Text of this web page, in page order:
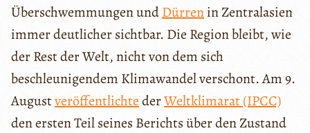
Überschwemmungen undDürrenin Zentralasien
immer deutlicher sichtbar. Die Region bleibt, wie
der Rest der Welt, nicht von dem sich
beschleunigendem Klimawandel verschont. Am 9.
AugustveröffentlichtederWeltklimarat (IPCC)
den ersten Teil seines Berichts über den Zustand